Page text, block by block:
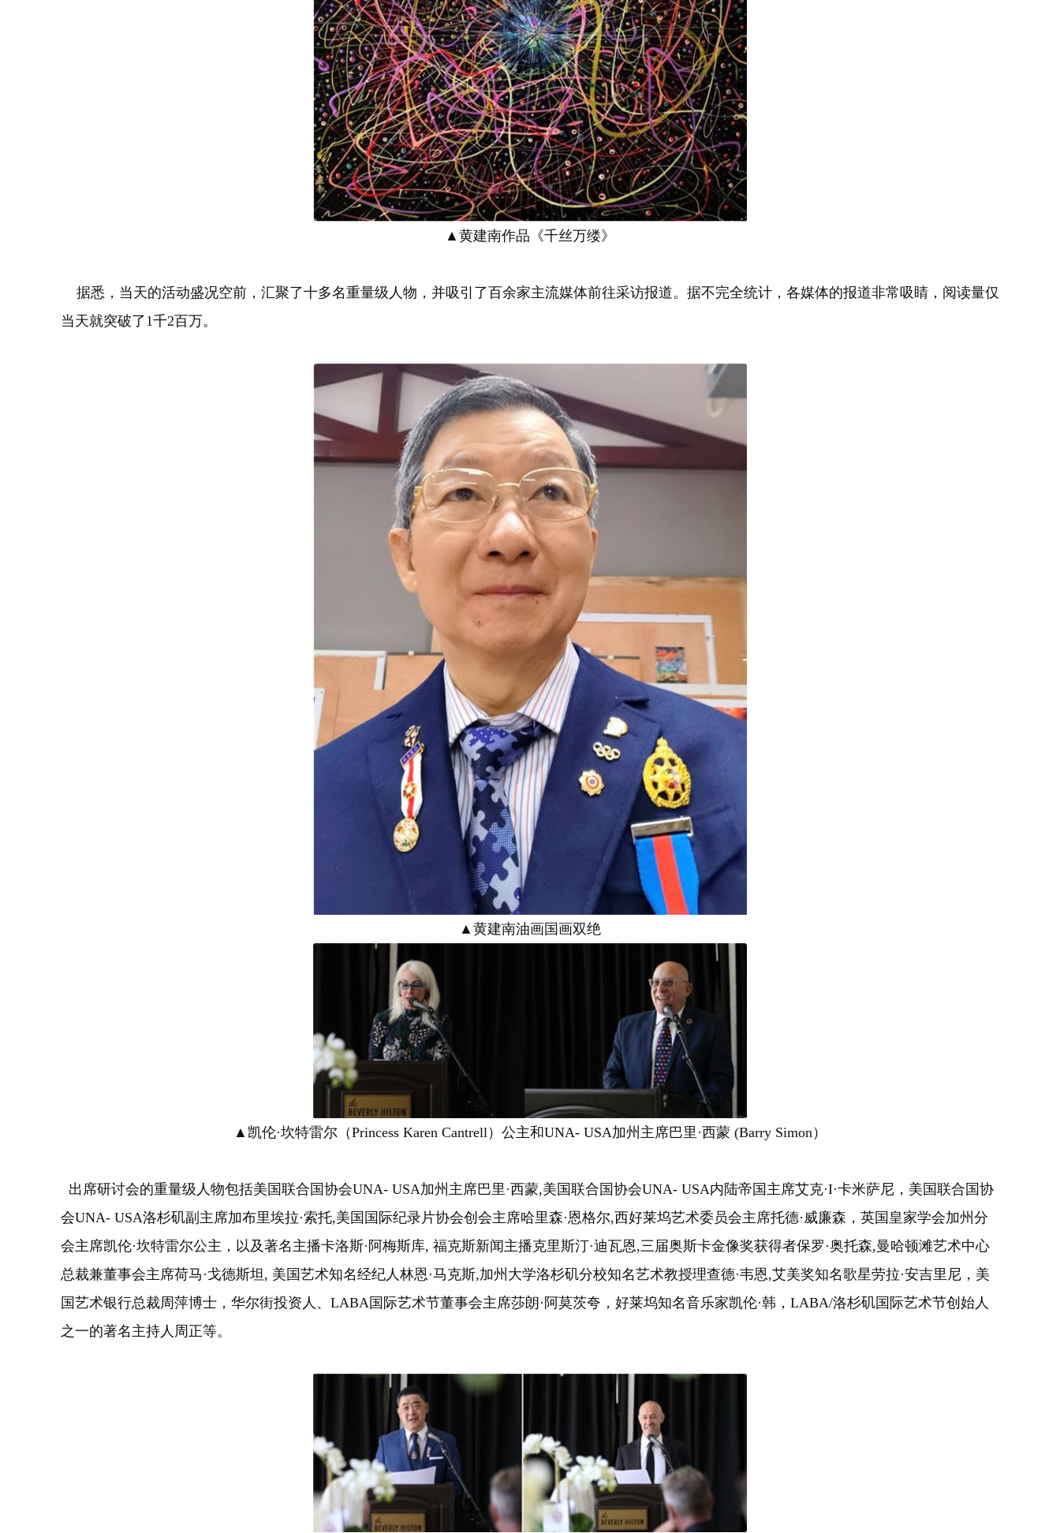
▲黄建南作品《千丝万缕》
据悉，当天的活动盛况空前，汇聚了十多名重量级人物，并吸引了百余家主流媒体前往采访报道。据不完全统计，各媒体的报道非常吸睛，阅读量仅
当天就突破了1千2百万。
▲黄建南油画国画双绝
▲凯伦·坎特雷尔（Princess Karen Cantrell）公主和UNA- USA加州主席巴里·西蒙 (Barry Simon）
出席研讨会的重量级人物包括美国联合国协会UNA- USA加州主席巴里·西蒙,美国联合国协会UNA- USA内陆帝国主席艾克·I·卡米萨尼，美国联合国协
会UNA- USA洛杉矶副主席加布里埃拉·索托,美国国际纪录片协会创会主席哈里森·恩格尔,西好莱坞艺术委员会主席托德·威廉森，英国皇家学会加州分
会主席凯伦·坎特雷尔公主，以及著名主播卡洛斯·阿梅斯库, 福克斯新闻主播克里斯汀·迪瓦恩,三届奥斯卡金像奖获得者保罗·奥托森,曼哈顿滩艺术中心
总裁兼董事会主席荷马·戈德斯坦, 美国艺术知名经纪人林恩·马克斯,加州大学洛杉矶分校知名艺术教授理查德·韦恩,艾美奖知名歌星劳拉·安吉里尼，美
国艺术银行总裁周萍博士，华尔街投资人、LABA国际艺术节董事会主席莎朗·阿莫茨夸，好莱坞知名音乐家凯伦·韩，LABA/洛杉矶国际艺术节创始人
之一的著名主持人周正等。